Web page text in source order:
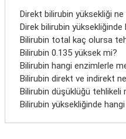
Direkt bilirubin yüksekliği
Direk bilirubin yüksekliğinde
Bilirubin total kaç olursa
Bilirubin 0.135 yüksek mi?
Bilirubin hangi enzimlerle
Bilirubin direkt ve indirekt
Bilirubin düşüklüğü tehlikeli
Bilirubin yüksekliğinde